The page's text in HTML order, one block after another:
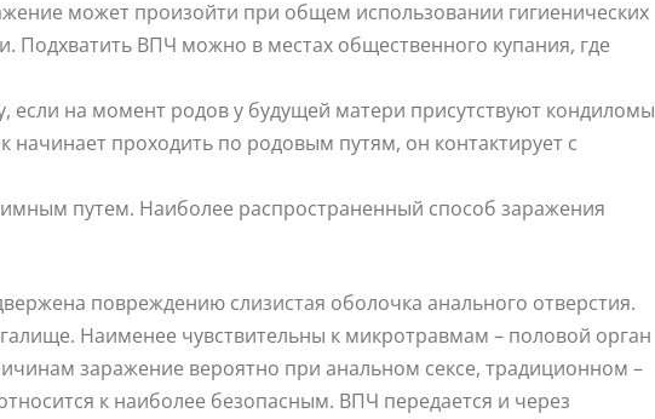
может произойти при общем использовании гигиенических
Подхватить ВПЧ можно в местах общественного купания, где
если на момент родов у будущей матери присутствуют кондиломы
начинает проходить по родовым путям, он контактирует с
путем. Наиболее распространенный способ заражения
повреждению слизистая оболочка анального отверстия.
Наименее чувствительны к микротравмам – половой орган
заражение вероятно при анальном сексе, традиционном –
к наиболее безопасным. ВПЧ передается и через